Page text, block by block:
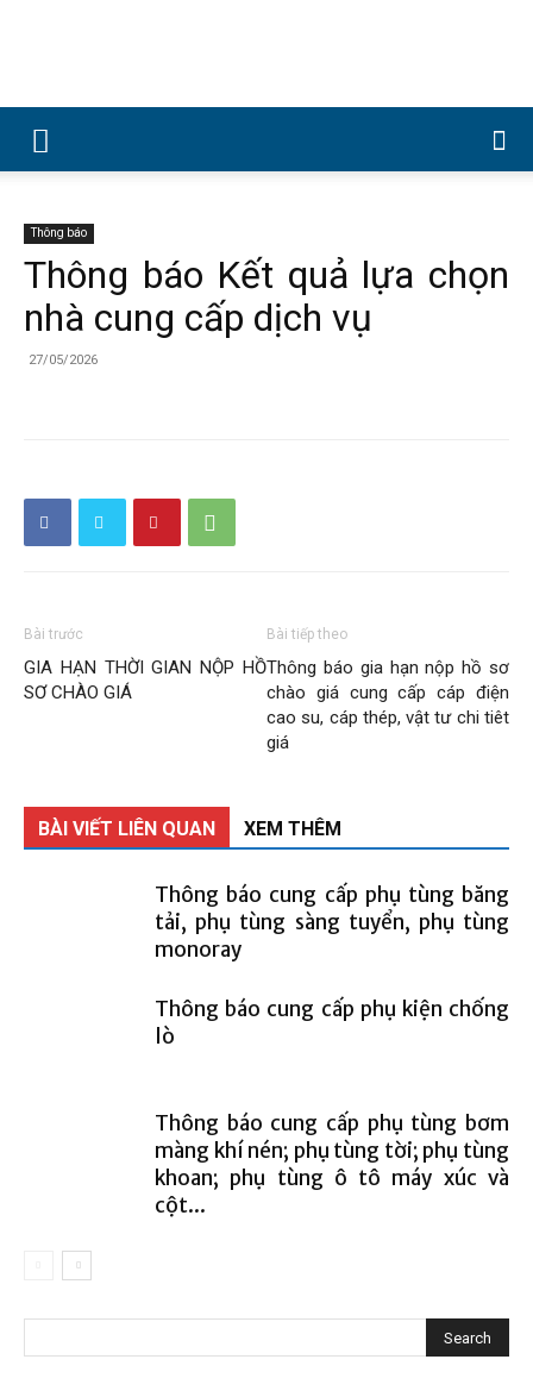
Công
Vang
Thông báo
Thông báo Kết quả lựa chọn
nhà cung cấp dịch vụ
27/05/2026
Bài trước
GIA HẠN THỜI GIAN NỘP HỒ
SƠ CHÀO GIÁ
Bài tiếp theo
Thông báo gia hạn nộp hồ sơ
chào giá cung cấp cáp điện
cao su, cáp thép, vật tư chi tiêt
giá
BÀI VIẾT LIÊN QUAN XEM THÊM
Thông báo cung cấp phụ tùng băng
tải, phụ tùng sàng tuyển, phụ tùng
monoray
Thông báo cung cấp phụ kiện chống
lò
Thông báo cung cấp phụ tùng bơm
màng khí nén; phụ tùng tời; phụ tùng
khoan; phụ tùng ô tô máy xúc và
cột...